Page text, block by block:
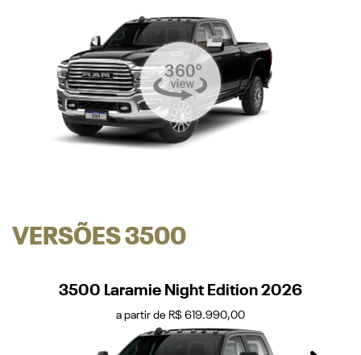
VERSÕES 3500
3500 Laramie Night Edition 2026
a partir de R$ 619.990,00